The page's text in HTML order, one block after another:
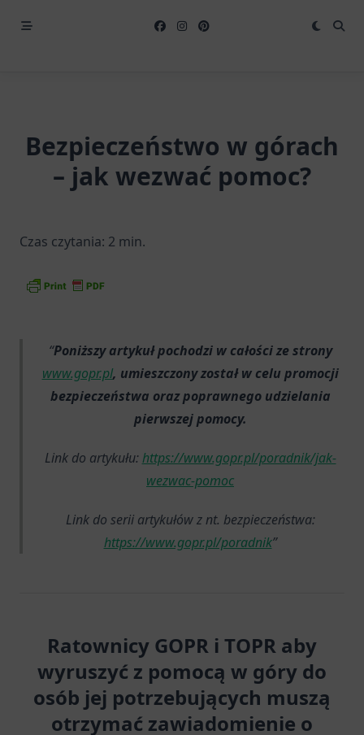
Bezpieczeństwo w górach
– jak wezwać pomoc?
Czas czytania: 2 min.
Poniższy artykuł pochodzi w całości ze strony
www.gopr.pl, umieszczony został w celu promocji
bezpieczeństwa oraz poprawnego udzielania
pierwszej pomocy.
Link do artykułu: https://www.gopr.pl/poradnik/jak-
wezwac-pomoc
Link do serii artykułów z nt. bezpieczeństwa:
https://www.gopr.pl/poradnik
Ratownicy GOPR i TOPR aby
wyruszyć z pomocą w góry do
osób jej potrzebujących muszą
otrzymać zawiadomienie o